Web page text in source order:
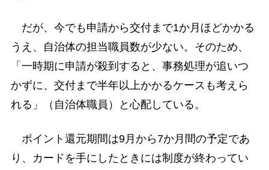
だが、今でも申請から交付まで1か月ほどかかる
うえ、自治体の担当職員数が少ない。そのため、
「一時期に申請が殺到すると、事務処理が追いつ
かずに、交付まで半年以上かかるケースも考えら
れる」（自治体職員）と心配している。
ポイント還元期間は9月から7か月間の予定であ
り、カードを手にしたときには制度が終わってい